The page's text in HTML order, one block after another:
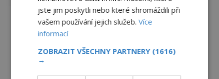
jste jim poskytli nebo které shromáždili při
vašem používání jejich služeb.Více
informací
ZOBRAZIT VŠECHNY PARTNERY (1616)
→